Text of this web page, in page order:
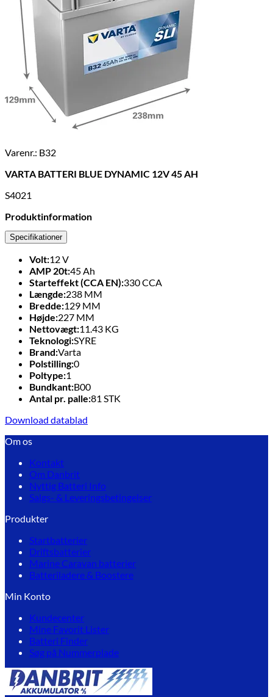
Varenr.: B32
VARTA BATTERI BLUE DYNAMIC 12V 45 AH
S4021
Produktinformation
Specifikationer
Volt:12V
AMP 20t:45Ah
Starteffekt (CCA EN):330CCA
Længde:238 MM
Bredde:129 MM
Højde:227 MM
Nettovægt:11.43 KG
Teknologi:SYRE
Brand:Varta
Polstilling:0
Poltype:1
Bundkant:B00
Antal pr. palle:81 STK
Download datablad
Om os
Kontakt
Om Danbrit
Nyttig Batteri Info
Salgs- & Leveringsbetingelser
Produkter
Startbatterier
Driftsbatterier
Marine Caravan batterier
Batteriladere & Boostere
Min Konto
Kundecenter
Mine Favorit Lister
Batteri Finder
Søg på Nummerplade